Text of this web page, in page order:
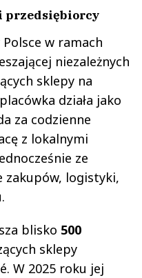
przedsiębiorcy
w ramach
niezależnych
sklepy na
działa jako
za codzienne
z lokalnymi
ze
zakupów, logistyki,
blisko 500
sklepy
W 2025 roku jej